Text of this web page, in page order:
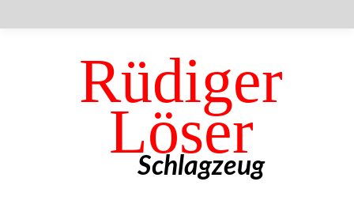
Rüdiger
Löser
Schlagzeug